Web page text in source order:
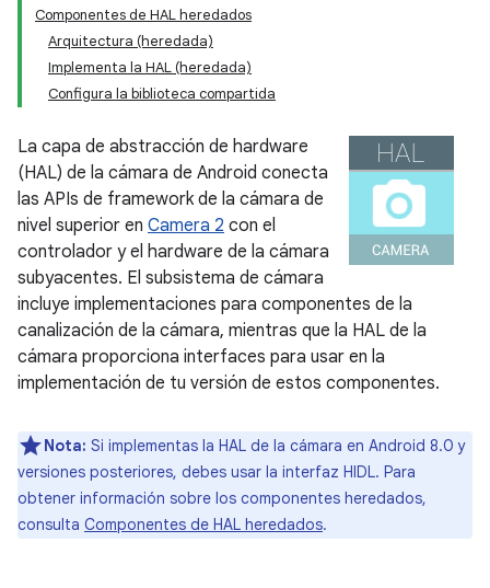
Componentes de HAL heredados
Arquitectura (heredada)
Implementa la HAL (heredada)
Configura la biblioteca compartida
La capa de abstracción de hardware
(HAL) de la cámara de Android conecta
las APIs de framework de la cámara de
nivel superior en Camera 2 con el
controlador y el hardware de la cámara
subyacentes. El subsistema de cámara
incluye implementaciones para componentes de la
canalización de la cámara, mientras que la HAL de la
cámara proporciona interfaces para usar en la
implementación de tu versión de estos componentes.
Nota: Si implementas la HAL de la cámara en Android 8.0 y
versiones posteriores, debes usar la interfaz HIDL. Para
obtener información sobre los componentes heredados,
consulta Componentes de HAL heredados.